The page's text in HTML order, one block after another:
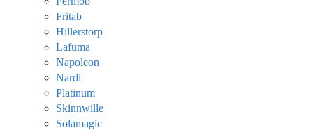
Fritab
Hillerstorp
Lafuma
Napoleon
Nardi
Platinum
Skinnwille
Solamagic